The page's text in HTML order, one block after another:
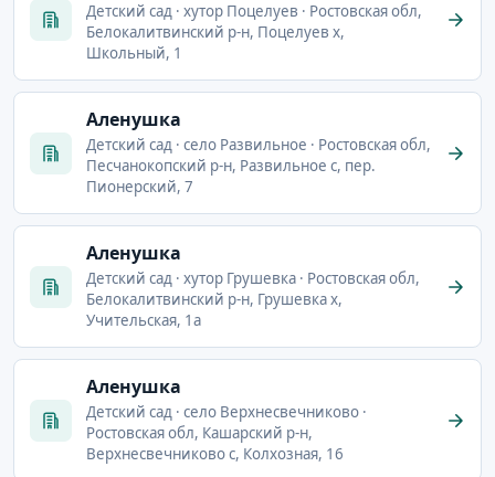
Детский сад · хутор Поцелуев · Ростовская обл,
Белокалитвинский р-н, Поцелуев х,
Школьный, 1
Аленушка
Детский сад · село Развильное · Ростовская обл,
Песчанокопский р-н, Развильное с, пер.
Пионерский, 7
Аленушка
Детский сад · хутор Грушевка · Ростовская обл,
Белокалитвинский р-н, Грушевка х,
Учительская, 1а
Аленушка
Детский сад · село Верхнесвечниково ·
Ростовская обл, Кашарский р-н,
Верхнесвечниково с, Колхозная, 16